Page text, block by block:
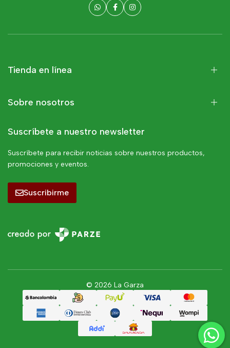
Tienda en línea
Sobre nosotros
Suscríbete a nuestro newsletter
Suscríbete para recibir noticias sobre nuestros productos,
promociones y eventos.
Suscribirme
© 2026 La Garza